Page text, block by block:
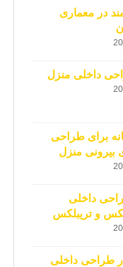
در معماری
داخلی منزل
برای طراحی
بیرونی منزل
داخلی
و تریبلکس
طراحی داخلی